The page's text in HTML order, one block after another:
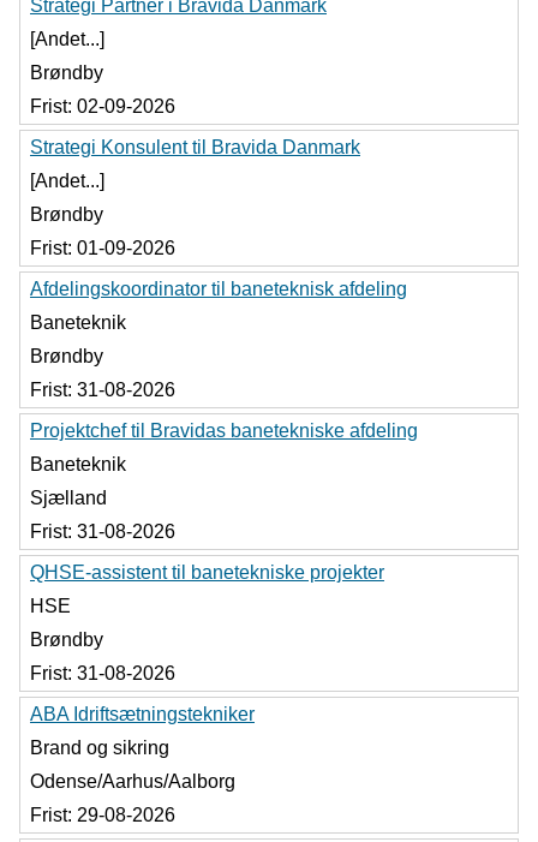
Strategi Partner i Bravida Danmark
[Andet...]
Brøndby
Frist: 02-09-2026
Strategi Konsulent til Bravida Danmark
[Andet...]
Brøndby
Frist: 01-09-2026
Afdelingskoordinator til baneteknisk afdeling
Baneteknik
Brøndby
Frist: 31-08-2026
Projektchef til Bravidas banetekniske afdeling
Baneteknik
Sjælland
Frist: 31-08-2026
QHSE-assistent til banetekniske projekter
HSE
Brøndby
Frist: 31-08-2026
ABA Idriftsætningstekniker
Brand og sikring
Odense/Aarhus/Aalborg
Frist: 29-08-2026